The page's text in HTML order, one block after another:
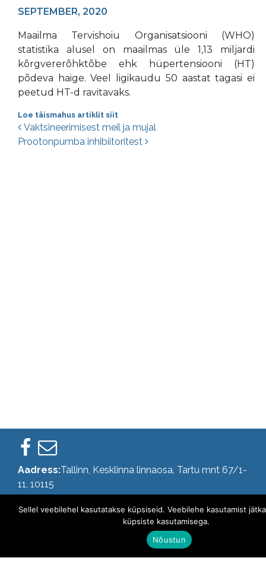
SEPTEMBER, 2020
Maailma Tervishoiu Organisatsiooni (WHO)
statistika alusel on maailmas üle 1,13 miljardi
kõrgvererõhktõbe ehk hüpertensiooni (HT)
põdeva haige. Veel ligikaudu 50 aastat tagasi ei
peetud HT-d ravitavaks.
Loe täismahus artiklit siit
Postituste navigatsioon
Vaktsineerimisest meil ja mujal
Prootonpumba inhibiitoritest
Aadress:Tallinn, Kesklinna linnaosa, Tartu mnt 67/1-
11, 10115
Telefoni number:+372 510 0381
© Medlife Eesti OÜ
Sellel veebilehel kasutatakse küpsiseid. Veebilehe kasutamist
küpsiste kasutamisega.
Nõustun